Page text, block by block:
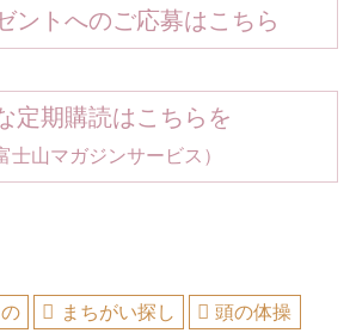
ントへのご応募はこちら
定期購読はこちらを
山マガジンサービス）
まちがい探し 頭の体操